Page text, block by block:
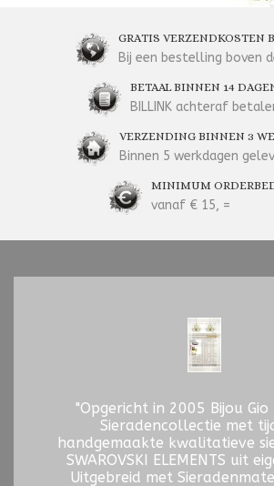
GRATIS VERZENDKOSTEN
Bij een bestelling boven
BETAAL BINNEN 14
BILLINK achteraf
VERZENDING BINNEN 3
Binnen 5 werkdagen
MINIMUM
vanaf € 15, =
"Opgericht in 2005 Bijou Gio
Sieradencollectie met
handgemaakte kwalitatieve
SWAROVSKI ELEMENTS uit
Uitgebreid met